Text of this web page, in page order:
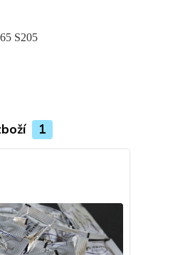
S205
1